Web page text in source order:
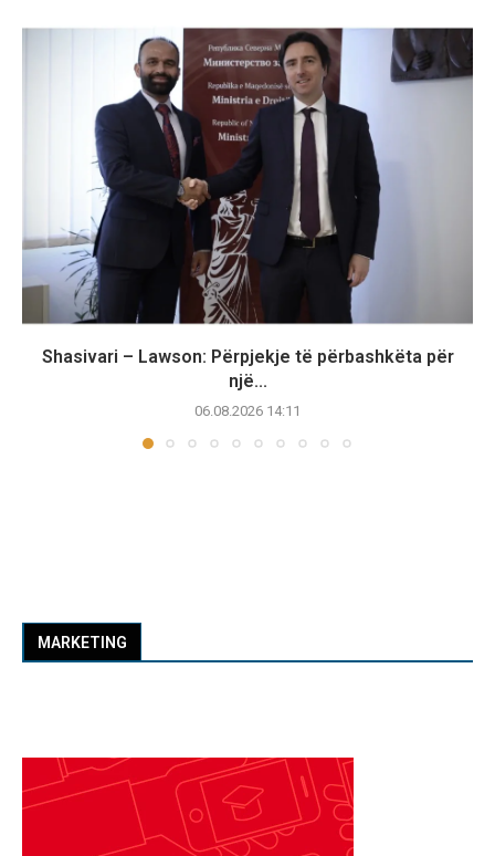
Shasivari – Lawson: Përpjekje të përbashkëta për
një...
06.08.2026 14:11
MARKETING